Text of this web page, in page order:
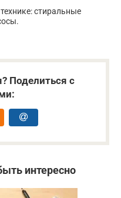
стиральные
Поделиться с
интересно